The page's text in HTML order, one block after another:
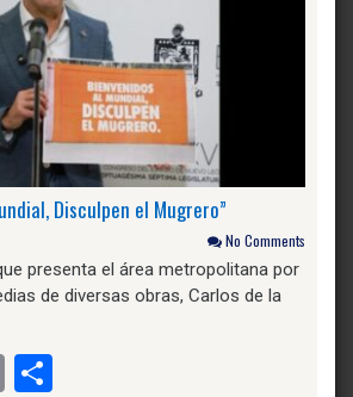
Disculpen el Mugrero”
No Comments
presenta el área metropolitana por
de diversas obras, Carlos de la
Email